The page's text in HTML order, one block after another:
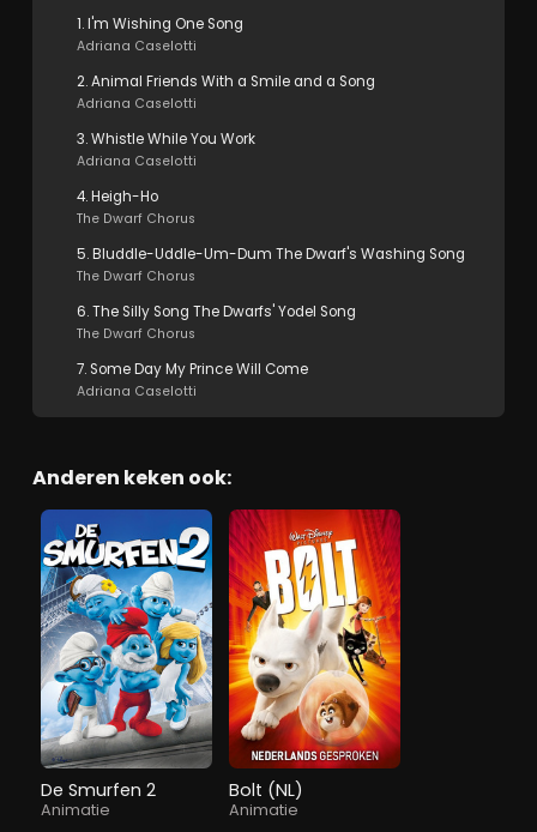
1. I'm Wishing One Song
Adriana Caselotti
2. Animal Friends With a Smile and a Song
Adriana Caselotti
3. Whistle While You Work
Adriana Caselotti
4. Heigh-Ho
The Dwarf Chorus
5. Bluddle-Uddle-Um-Dum The Dwarf's Washing Song
The Dwarf Chorus
6. The Silly Song The Dwarfs' Yodel Song
The Dwarf Chorus
7. Some Day My Prince Will Come
Adriana Caselotti
Anderen keken ook:
De Smurfen 2
Animatie
Bolt (NL)
Animatie